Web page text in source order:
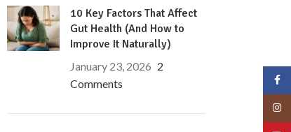
10 Key Factors That Affect
Gut Health (And How to
Improve It Naturally)
January 23, 2026 2
Comments